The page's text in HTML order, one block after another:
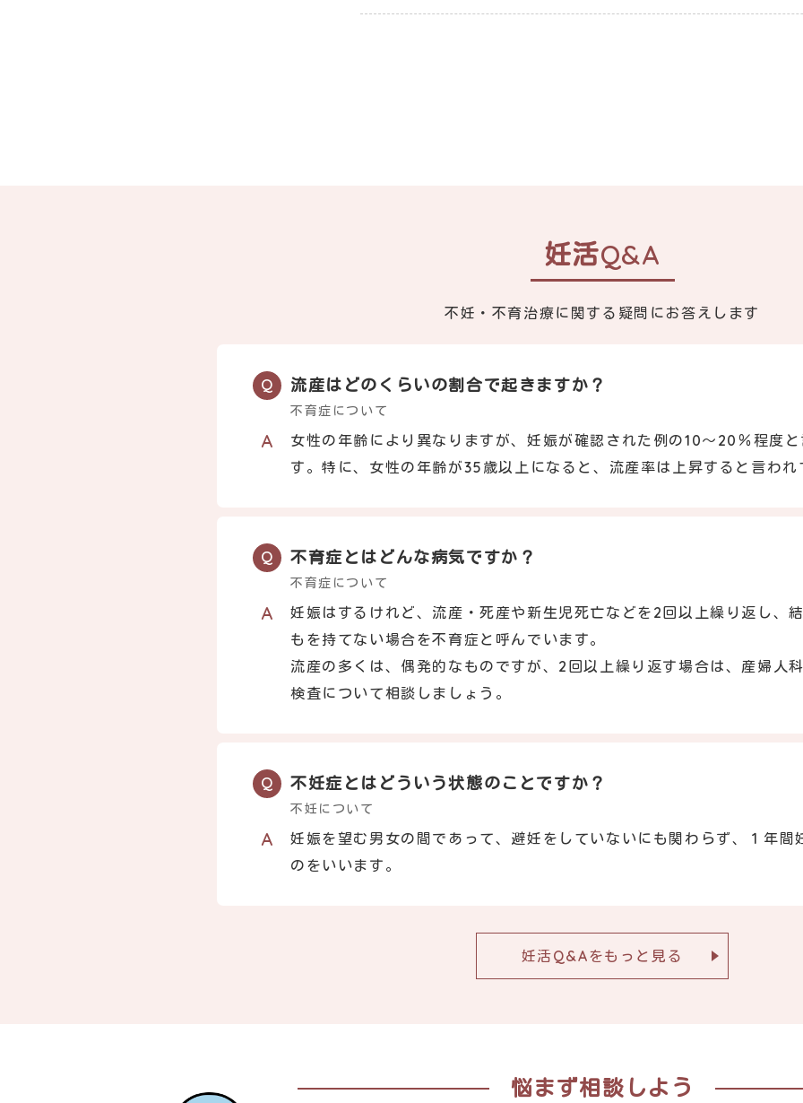
妊活Q&A
不妊・不育治療に関する疑問に お答えします
流産はどのくらいの割合で起きますか？
不育症について
女性の年齢により異なりますが、妊娠が確認された例の10～20％程度
す。特に、女性の年齢が35歳以上になると、流産率は上昇すると言われ
不育症とはどんな病気ですか？
不育症について
妊娠はするけれど、流産・死産や新生児死亡などを2回以上繰り返し、
もを持てない場合を不育症と呼んでいます。
流産の多くは、偶発的なものですが、2回以上繰り返す場合は、産婦人
検査について相談しましょう。
不妊症とはどういう状態のことですか？
不妊について
妊娠を望む男女の間であって、避妊をしていないにも関わらず、１年間
のをいいます。
妊活Q&Aをもっと見る
悩まず相談しよう